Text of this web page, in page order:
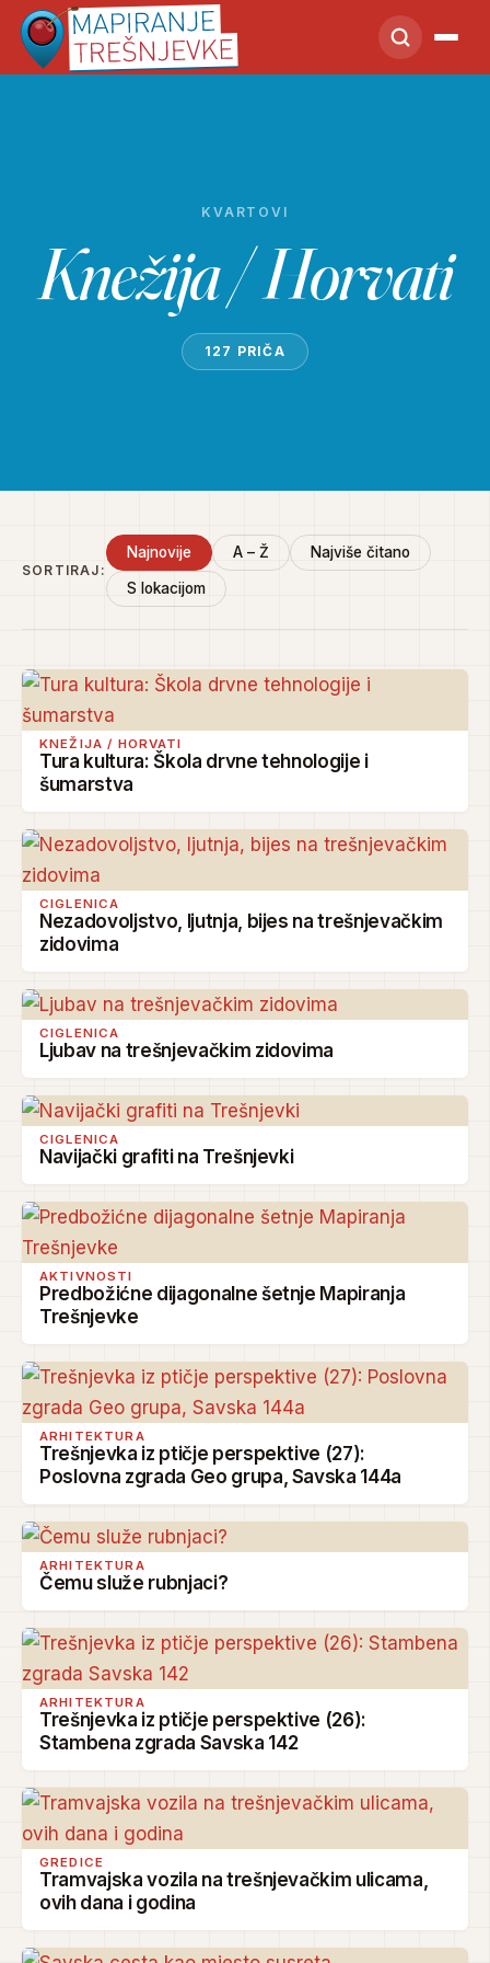
KVARTOVI
Knežija / Horvati
127 PRIČA
SORTIRAJ:
Najnovije A – Ž Najviše čitano
S lokacijom
KNEŽIJA / HORVATI
Tura kultura: Škola drvne tehnologije i
šumarstva
CIGLENICA
Nezadovoljstvo, ljutnja, bijes na trešnjevačkim
zidovima
CIGLENICA
Ljubav na trešnjevačkim zidovima
CIGLENICA
Navijački grafiti na Trešnjevki
AKTIVNOSTI
Predbožićne dijagonalne šetnje Mapiranja
Trešnjevke
ARHITEKTURA
Trešnjevka iz ptičje perspektive (27):
Poslovna zgrada Geo grupa, Savska 144a
ARHITEKTURA
Čemu služe rubnjaci?
ARHITEKTURA
Trešnjevka iz ptičje perspektive (26):
Stambena zgrada Savska 142
GREDICE
Tramvajska vozila na trešnjevačkim ulicama,
ovih dana i godina